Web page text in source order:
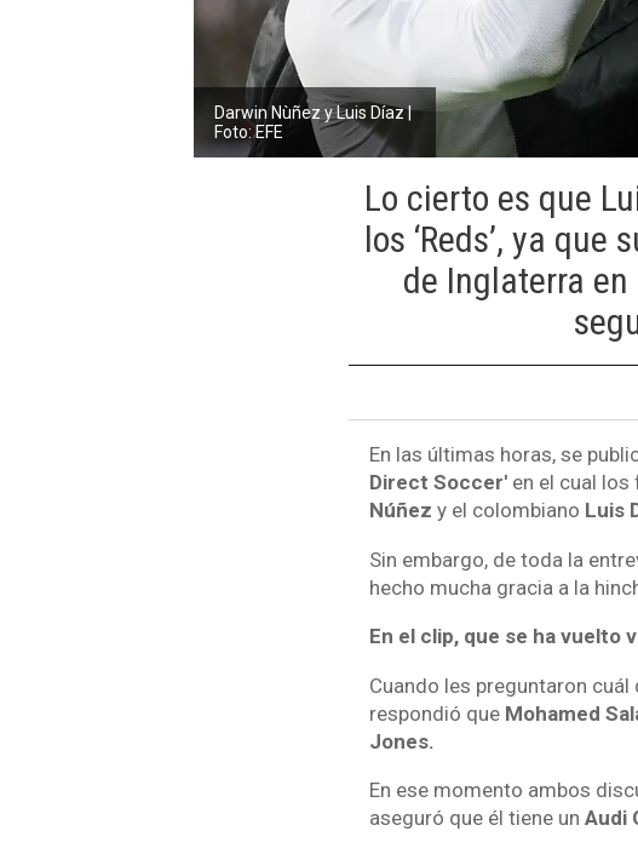
Darwin Nùñez y Luis Díaz |
Foto: EFE
Lo cierto es que
los ‘Reds’, ya
de Inglaterra
En las últimas horas, se
Direct Soccer'en el cual los
Núñez y el colombiano Luis
Sin embargo, de toda la
hecho mucha gracia a la
En el clip, que se ha vuelto
Cuando les preguntaron
respondió que Mohamed
Jones.
En ese momento ambos
aseguró que él tiene un Audi